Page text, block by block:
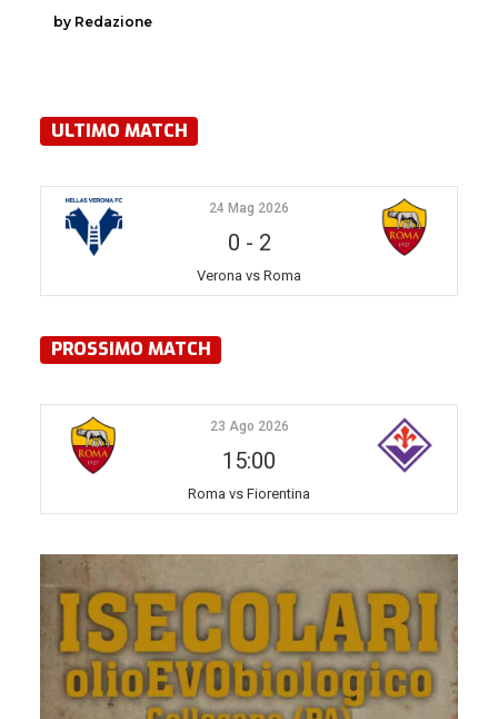
by Redazione
ULTIMO MATCH
24 Mag 2026
0 - 2
Verona vs Roma
PROSSIMO MATCH
23 Ago 2026
15:00
Roma vs Fiorentina